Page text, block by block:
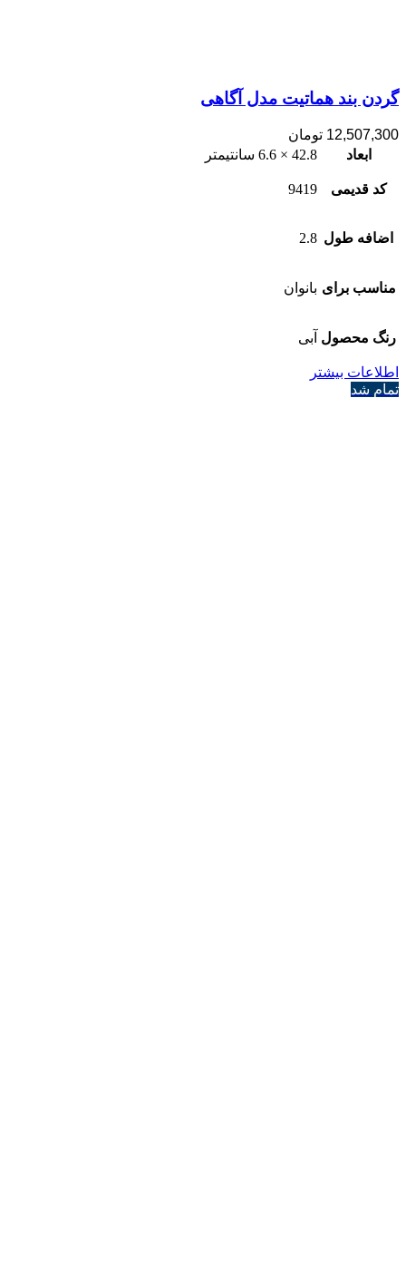
گردن بند هماتیت مدل آگاهی
12,507,300 تومان
ابعاد
42.8 × 6.6 سانتیمتر
کد قدیمی 9419
اضافه طول 2.8
مناسب برای بانوان
رنگ محصول آبی
اطلاعات بیشتر
تمام شد